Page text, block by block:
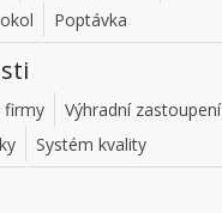
Poptávka
firmy
Výhradní zastoupení
Systém kvality